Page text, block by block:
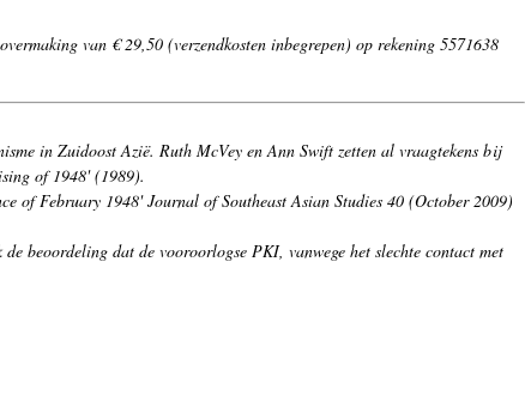
van € 29,50 (verzendkosten inbegrepen) op rekening 5571638
in Zuidoost Azië. Ruth McVey en Ann Swift zetten al vraagtekens bij
of 1948'(1989).
of February 1948' Journal of Southeast Asian Studies 40 (October 2009)
beoordeling dat de vooroorlogse PKI, vanwege het slechte contact met